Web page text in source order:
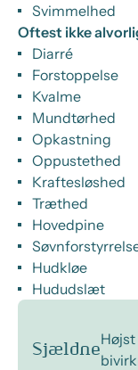
Svimmelhed
Oftest ikke
Diarré
Forstoppelse
Kvalme
Mundtørhed
Opkastning
Oppustethed
Kraftesløshed
Træthed
Hovedpine
Hudkløe
Hududslæt
Sjældne
Højst